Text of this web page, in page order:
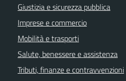
Giustizia e sicurezza pubblica
Imprese e commercio
Mobilità e trasporti
Salute, benessere e assistenza
Tributi, finanze e contravvenzioni